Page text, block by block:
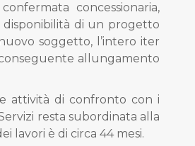
concessionaria,
disponibilità di un progetto
soggetto, l’intero iter
allungamento
attività di confronto con i
resta subordinata alla
lavori è di circa 44 mesi.